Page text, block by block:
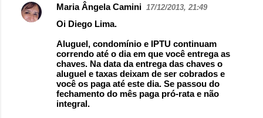
Maria Ângela Camini 17/12/2013, 21:49
Oi Diego Lima.
Aluguel, condomínio e IPTU continuam
correndo até o dia em que você entrega as
chaves. Na data da entrega das chaves o
aluguel e taxas deixam de ser cobrados e
você os paga até este dia. Se passou do
fechamento do mês paga pró-rata e não
integral.